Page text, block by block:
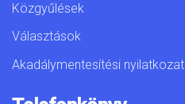
Közgyűlések
Választások
Akadálymentesítési nyilatkozat